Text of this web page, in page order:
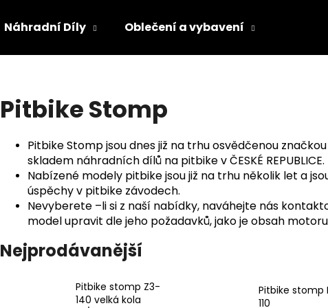
Náhradní Díly Oblečení a vybavení Oleje
Pitbike Stomp
Pitbike Stomp jsou dnes již na trhu osvědčenou
skladem náhradních dílů na pitbike v ČESKÉ REPUBLICE.
Nabízené modely pitbike jsou již na trhu několik let a
úspěchy v pitbike závodech.
Nevyberete –li si z naší nabídky, naváhejte nás
model upravit dle jeho požadavků, jako je obsah
Nejprodávanější
Pitbike stomp Z3-
140 velká kola
Pitbike stomp
110
Doporučujeme